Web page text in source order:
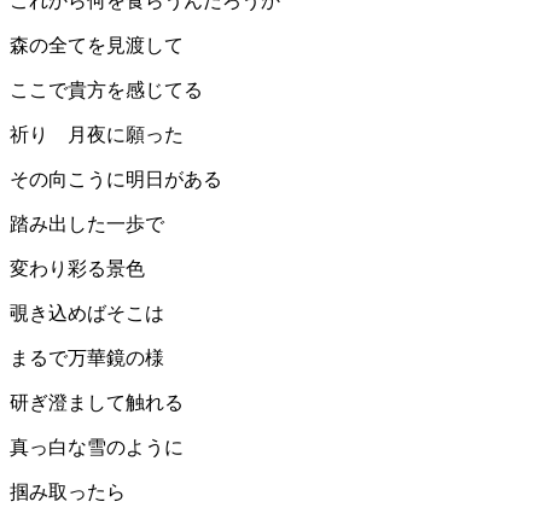
森の全てを見渡して
ここで貴方を感じてる
祈り 月夜に願った
その向こうに明日がある
踏み出した一歩で
変わり彩る景色
覗き込めばそこは
まるで万華鏡の様
研ぎ澄まして触れる
真っ白な雪のように
掴み取ったら